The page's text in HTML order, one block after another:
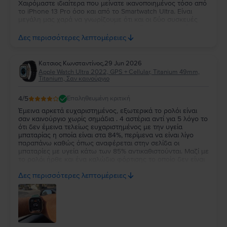
Χαιρόμαστε ιδιαίτερα που μείνατε ικανοποιημένος τόσο από
το iPhone 13 Pro όσο και από το Smartwatch Ultra. Είναι
την εμπιστοσύνη σας και ευχόμαστε να τα χαρείτε και τα
δύο!
Δες περισσότερες λεπτομέρειες
Κατσιος Κωνσταντίνος,29 Jun 2026
Apple Watch Ultra 2022, GPS + Cellular, Titanium 49mm,
Titanium, Σαν καινούργιο
4/5 Επαληθευμένη κριτική
Έμεινα αρκετά ευχαριστημένος, εξωτερικά το ρολόι είναι
σαν καινούργιο χωρίς σημάδια . 4 αστέρια αντί για 5 λόγο το
ότι δεν έμεινα τελείως ευχαριστημένος με την υγεία
μπαταρίας η οποία είναι στα 84%, περίμενα να είναι λίγο
παραπάνω καθώς όπως αναφέρεται στην σελίδα οι
μπαταρίες με υγεία κάτω των 85% αντικαθιστούνται. Μαζί με
δεν μπορώ να έχω παράπονο.
Δες περισσότερες λεπτομέρειες